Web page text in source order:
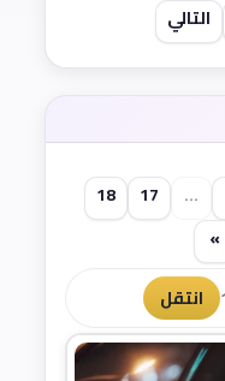
التالي
...
17
18
»
انتقل